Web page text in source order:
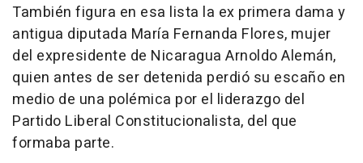
También figura en esa lista la ex primera dama y
antigua diputada María Fernanda Flores, mujer
del expresidente de Nicaragua Arnoldo Alemán,
quien antes de ser detenida perdió su escaño en
medio de una polémica por el liderazgo del
Partido Liberal Constitucionalista, del que
formaba parte.